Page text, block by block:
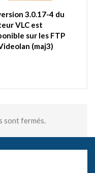
3.0.17-4 du
VLC est
sur les FTP
(maj3)
sont fermés.